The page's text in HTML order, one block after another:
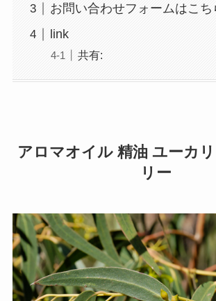
お問い合わせフォームはこち
link
共有:
アロマオイル 精油 ユーカ
リー